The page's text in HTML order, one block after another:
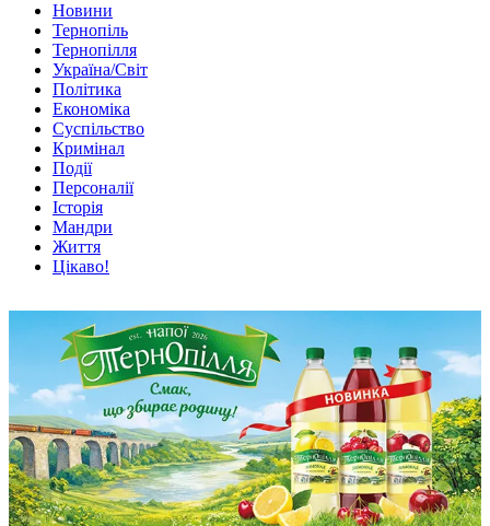
Новини
Тернопіль
Тернопілля
Україна/Світ
Політика
Економіка
Суспільство
Кримінал
Події
Персоналії
Історія
Мандри
Життя
Цікаво!